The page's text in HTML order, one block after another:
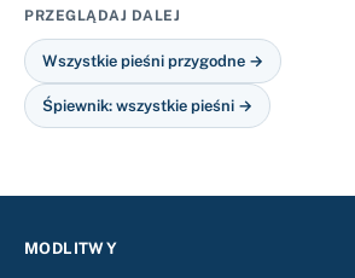
PRZEGLĄDAJ DALEJ
Wszystkie pieśni przygodne →
Śpiewnik: wszystkie pieśni →
MODLITWY